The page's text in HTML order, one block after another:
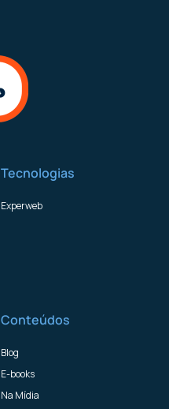
Tecnologias
Experweb
Conteúdos
Blog
E-books
Na Mídia